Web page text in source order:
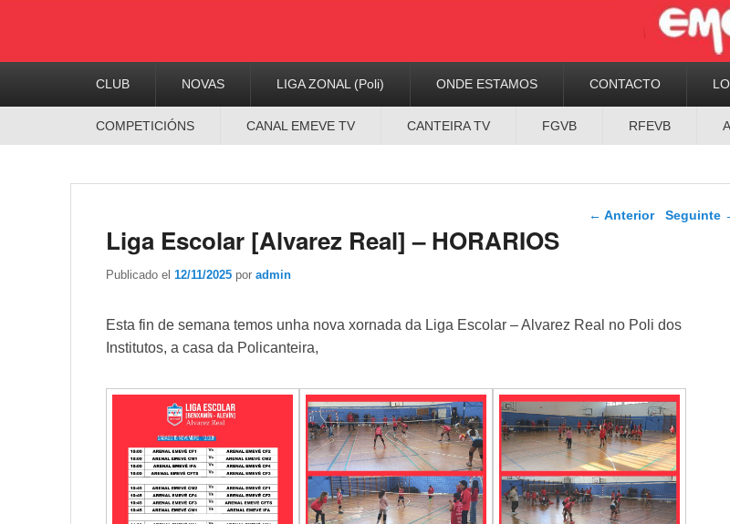
CLUB NOVAS LIGA ZONAL (Poli) ONDE ESTAMOS CONTACTO
COMPETICIÓNS CANAL EMEVE TV CANTEIRA TV FGVB RFEVB
Navegador de artigos
← Anterior Seguinte
Liga Escolar [Alvarez Real] – HORARIOS
Publicado el 12/11/2025 por admin
Esta fin de semana temos unha nova xornada da Liga Escolar – Alvarez Real no Poli dos
Institutos, a casa da Policanteira,